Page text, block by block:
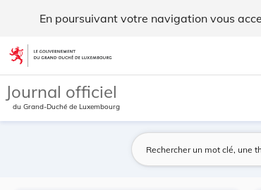
En poursuivant votre navigation vous
Aller au contenu
Journal officiel
du Grand-Duché de Luxembourg